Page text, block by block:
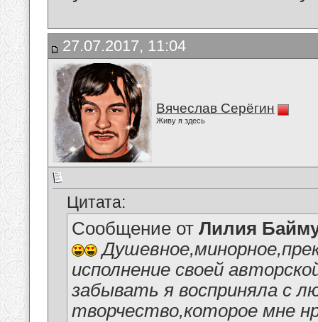
27.07.2017, 11:04
Вячеслав Серёгин
Живу я здесь
Цитата:
Сообщение от Лилия
исполнение своей
забывать я восприняла с
творчество,которое мне